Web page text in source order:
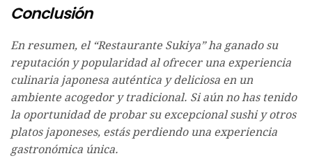
Conclusión
En resumen, el “Restaurante Sukiya” ha ganado su
reputación y popularidad al ofrecer una experiencia
culinaria japonesa auténtica y deliciosa en un
ambiente acogedor y tradicional. Si aún no has tenido
la oportunidad de probar su excepcional sushi y otros
platos japoneses, estás perdiendo una experiencia
gastronómica única.